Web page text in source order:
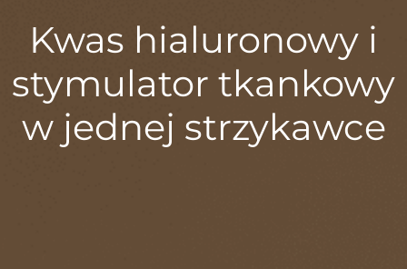
Kwas hialuronowy i
stymulator tkankowy
w jednej strzykawce